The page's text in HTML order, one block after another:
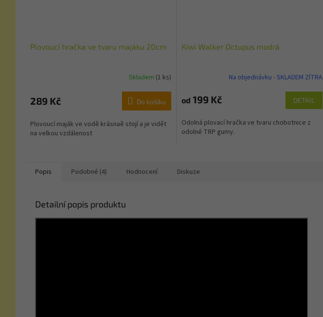
Plovoucí hračka ve tvaru majáku 20cm
Skladem (1 ks)
289 Kč Do košíku
Plovoucí maják ve vodě krásnaě stojí a je vidět
na velkou vzdálenost
Kiwi Walker Octupus modrá
Na objednávku - SKLADEM ZÍTRA
od 199 Kč DETAIL
Odolná plovací hračka ve tvaru chobotnice z
odolné TRP gumy.
Popis Podobné (4) Hodnocení Diskuze
Detailní popis produktu